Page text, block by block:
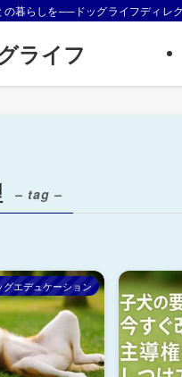
暮らしを──ドッグライフディレ
ライフ
– tag –
グエデュケーション